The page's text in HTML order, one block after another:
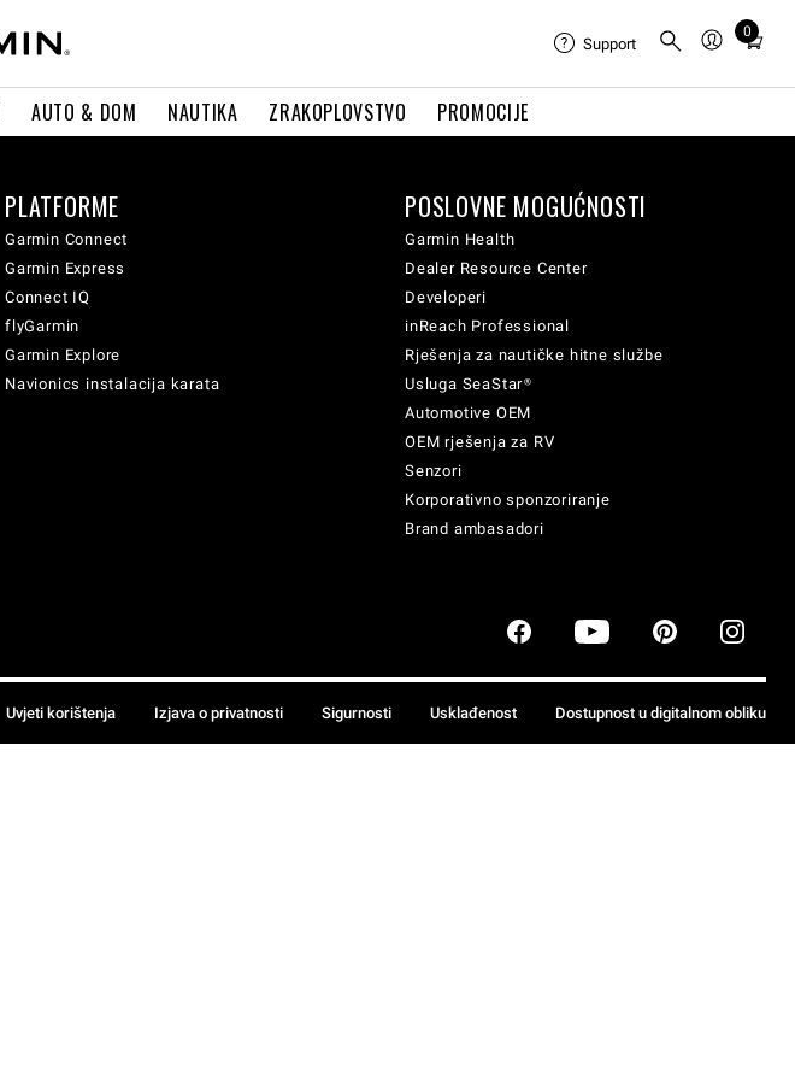
AUTO & DOM NAUTIKA ZRAKOPLOVSTVO PROMOCIJE
Support
0
Total
cart:
PLATFORME
Garmin Connect
Garmin Express
Connect IQ
flyGarmin
Garmin Explore
Navionics instalacija karata
POSLOVNE MOGUĆNOSTI
Garmin Health
Dealer Resource Center
Developeri
inReach Professional
Rješenja za nautičke hitne službe
Usluga SeaStar®
Automotive OEM
OEM rješenja za RV
Senzori
Korporativno sponzoriranje
Brand ambasadori
Uvjeti korištenja Izjava o privatnosti Sigurnosti Usklađenost Dostupnost u digitalnom obliku